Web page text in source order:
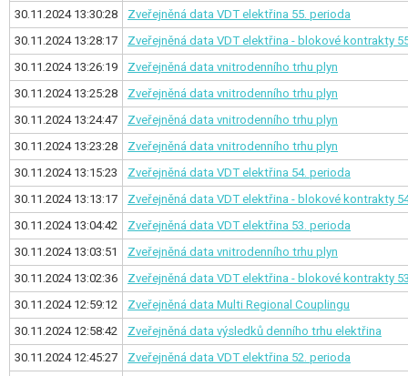
30.11.2024 13:30:28
Zveřejněná data VDT elektřina 55. perioda
30.11.2024 13:28:17
Zveřejněná data VDT elektřina - blokové kontrakty
30.11.2024 13:26:19
Zveřejněná data vnitrodenního trhu plyn
30.11.2024 13:25:28
Zveřejněná data vnitrodenního trhu plyn
30.11.2024 13:24:47
Zveřejněná data vnitrodenního trhu plyn
30.11.2024 13:23:28
Zveřejněná data vnitrodenního trhu plyn
30.11.2024 13:15:23
Zveřejněná data VDT elektřina 54. perioda
30.11.2024 13:13:17
Zveřejněná data VDT elektřina - blokové kontrakty
30.11.2024 13:04:42
Zveřejněná data VDT elektřina 53. perioda
30.11.2024 13:03:51
Zveřejněná data vnitrodenního trhu plyn
30.11.2024 13:02:36
Zveřejněná data VDT elektřina - blokové kontrakty
30.11.2024 12:59:12
Zveřejněná data Multi Regional Couplingu
30.11.2024 12:58:42
Zveřejněná data výsledků denního trhu elektřina
30.11.2024 12:45:27
Zveřejněná data VDT elektřina 52. perioda